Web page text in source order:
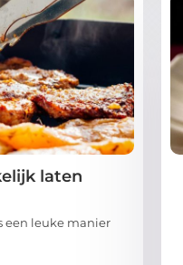
laten
een leuke manier